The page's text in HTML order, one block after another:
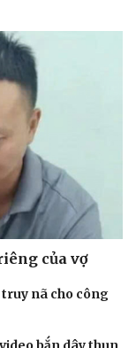
của vợ
truy nã cho công